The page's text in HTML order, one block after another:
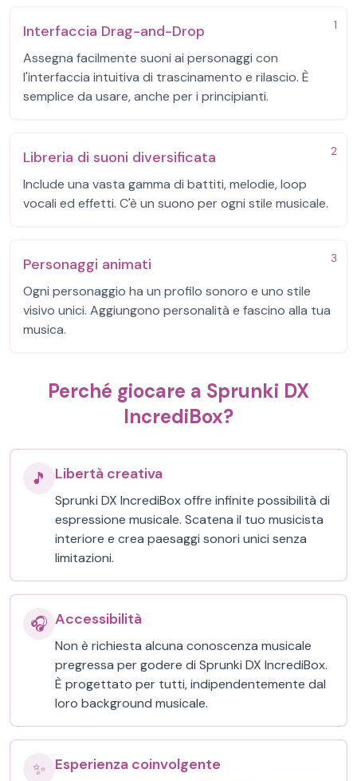
1
Interfaccia Drag-and-Drop
Assegna facilmente suoni ai personaggi con
l'interfaccia intuitiva di trascinamento e rilascio. È
semplice da usare, anche per i principianti.
2
Libreria di suoni diversificata
Include una vasta gamma di battiti, melodie, loop
vocali ed effetti. C'è un suono per ogni stile musicale.
3
Personaggi animati
Ogni personaggio ha un profilo sonoro e uno stile
visivo unici. Aggiungono personalità e fascino alla tua
musica.
Perché giocare a Sprunki DX
IncrediBox?
🎵 Libertà creativa
Sprunki DX IncrediBox offre infinite possibilità di
espressione musicale. Scatena il tuo musicista
interiore e crea paesaggi sonori unici senza
limitazioni.
🎧 Accessibilità
Non è richiesta alcuna conoscenza musicale
pregressa per godere di Sprunki DX IncrediBox.
È progettato per tutti, indipendentemente dal
loro background musicale.
✨ Esperienza coinvolgente